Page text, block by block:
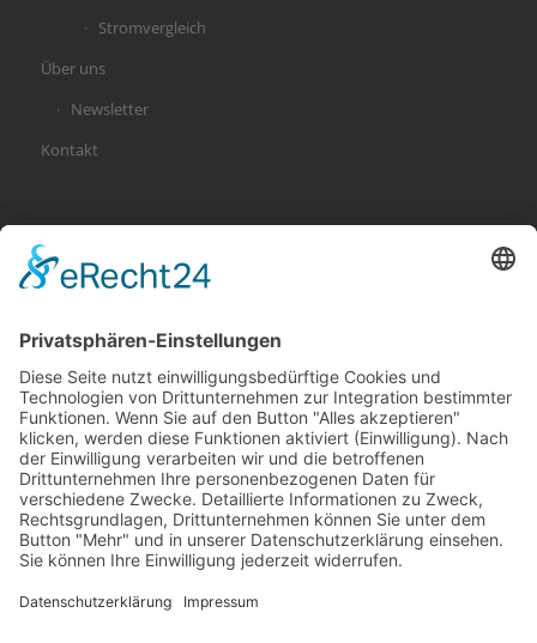
Stromvergleich
Über uns
Newsletter
Kontakt
KATEGORIEN
Altersvorsorge
Gerichtsurteile
Gesundheit und Beruf
Haus
KFZ
Recht
Schadenspraxis
Tiere